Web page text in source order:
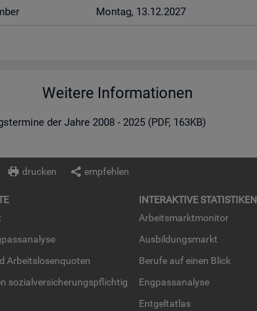
Mon­tag, 13.12.2027
Weitere Informationen
der Jahre 2008 - 2025 (PDF, 163KB)
drucken empfehlen
Ar­beits­lo­sen­quo­ten
so­zi­al­ver­si­che­rungs­pflich­tig
IN­TER­AK­TI­VE STA­TIS­TI­KEN
Ar­beits­markt­mo­ni­tor
Aus­bil­dungs­markt
Be­ru­fe auf einen Blick
Eng­pass­ana­ly­se
Ent­gel­t­at­las